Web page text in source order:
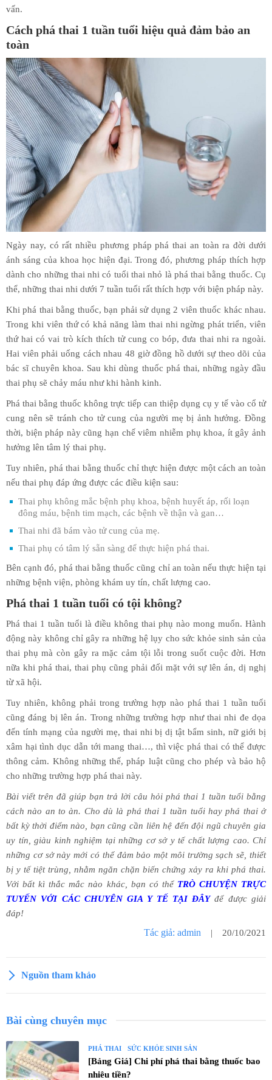
vấn.
Cách phá thai 1 tuần tuổi hiệu quả đảm bảo an
toàn
Ngày nay, có rất nhiều phương pháp phá thai an toàn ra đời dưới
ánh sáng của khoa học hiện đại. Trong đó, phương pháp thích hợp
dành cho những thai nhi có tuổi thai nhỏ là phá thai bằng thuốc. Cụ
thể, những thai nhi dưới 7 tuần tuổi rất thích hợp với biện pháp này.
Khi phá thai bằng thuốc, bạn phải sử dụng 2 viên thuốc khác nhau.
Trong khi viên thứ có khả năng làm thai nhi ngừng phát triển, viên
thứ hai có vai trò kích thích tử cung co bóp, đưa thai nhi ra ngoài.
Hai viên phải uống cách nhau 48 giờ đồng hồ dưới sự theo dõi của
bác sĩ chuyên khoa. Sau khi dùng thuốc phá thai, những ngày đầu
thai phụ sẽ chảy máu như khi hành kinh.
Phá thai bằng thuốc không trực tiếp can thiệp dụng cụ y tế vào cổ tử
cung nên sẽ tránh cho tử cung của người mẹ bị ảnh hưởng. Đồng
thời, biện pháp này cũng hạn chế viêm nhiễm phụ khoa, ít gây ảnh
hưởng lên tâm lý thai phụ.
Tuy nhiên, phá thai bằng thuốc chỉ thực hiện được một cách an toàn
nếu thai phụ đáp ứng được các điều kiện sau:
Thai phụ không mắc bệnh phụ khoa, bệnh huyết áp, rối loạn
đông máu, bệnh tim mạch, các bệnh về thận và gan…
Thai nhi đã bám vào tử cung của mẹ.
Thai phụ có tâm lý sẵn sàng để thực hiện phá thai.
Bên cạnh đó, phá thai bằng thuốc cũng chỉ an toàn nếu thực hiện tại
những bệnh viện, phòng khám uy tín, chất lượng cao.
Phá thai 1 tuần tuổi có tội không?
Phá thai 1 tuần tuổi là điều không thai phụ nào mong muốn. Hành
động này không chỉ gây ra những hệ lụy cho sức khỏe sinh sản của
thai phụ mà còn gây ra mặc cảm tội lỗi trong suốt cuộc đời. Hơn
nữa khi phá thai, thai phụ cũng phải đối mặt với sự lên án, dị nghị
từ xã hội.
Tuy nhiên, không phải trong trường hợp nào phá thai 1 tuần tuổi
cũng đáng bị lên án. Trong những trường hợp như thai nhi đe dọa
đến tính mạng của người mẹ, thai nhi bị dị tật bẩm sinh, nữ giới bị
xâm hại tình dục dẫn tới mang thai…, thì việc phá thai có thể được
thông cảm. Không những thế, pháp luật cũng cho phép và bảo hộ
cho những trường hợp phá thai này.
Bài viết trên đã giúp bạn trả lời câu hỏi phá thai 1 tuần tuổi bằng
cách nào an to àn. Cho dù là phá thai 1 tuần tuổi hay phá thai ở
bất kỳ thời điểm nào, bạn cũng cần liên hệ đến đội ngũ chuyên gia
uy tín, giàu kinh nghiệm tại những cơ sở y tế chất lượng cao. Chỉ
những cơ sở này mới có thể đảm bảo một môi trường sạch sẽ, thiết
bị y tế tiệt trùng, nhằm ngăn chặn biến chứng xảy ra khi phá thai.
Với bất kì thắc mắc nào khác, bạn có thể TRÒ CHUYỆN TRỰC
TUYẾN VỚI CÁC CHUYÊN GIA Y TẾ TẠI ĐÂYđể được giải
đáp!
Tác giả: admin | 20/10/2021
Nguồn tham khảo
Bài cùng chuyên mục
PHÁ THAI SỨC KHỎE SINH SẢN
[Bảng Giá] Chi phí phá thai bằng thuốc bao
nhiêu tiền?